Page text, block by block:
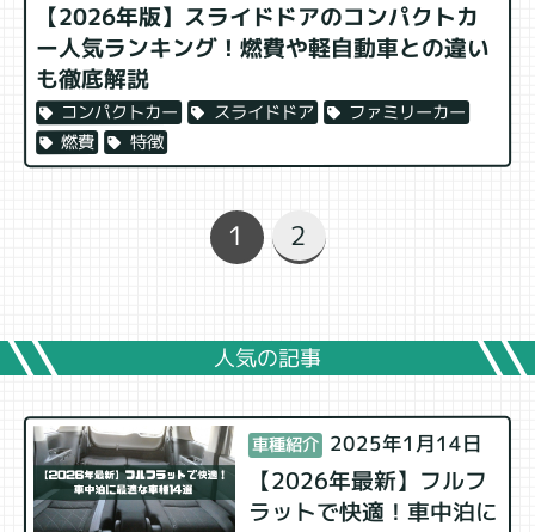
【2026年版】スライドドアのコンパクトカ
ー人気ランキング！燃費や軽自動車との違い
も徹底解説
コンパクトカー スライドドア ファミリーカー
燃費 特徴
1 2
人気の記事
車種紹介 2025年1月14日
【2026年最新】フルフ
ラットで快適！車中泊に